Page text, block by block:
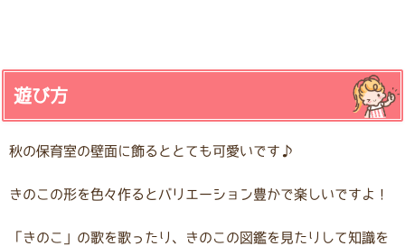
遊び方
秋の保育室の壁面に飾るととても可愛いです♪
きのこの形を色々作るとバリエーション豊かで楽しいですよ！
「きのこ」の歌を歌ったり、きのこの図鑑を見たりして知識を